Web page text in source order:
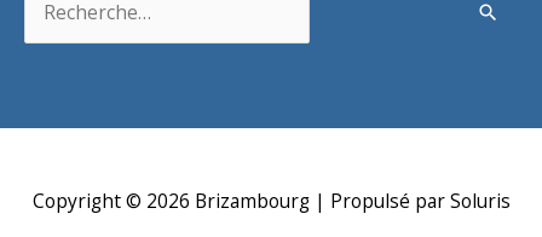
Copyright © 2026 Brizambourg| Propulsé par Soluris